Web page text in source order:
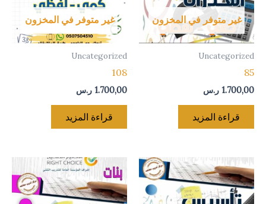
غير متوفر في المخزون
Uncategorized
85
1.700,00 ر.س
قراءة المزيد
غير متوفر في المخزون
Uncategorized
108
1.700,00 ر.س
قراءة المزيد